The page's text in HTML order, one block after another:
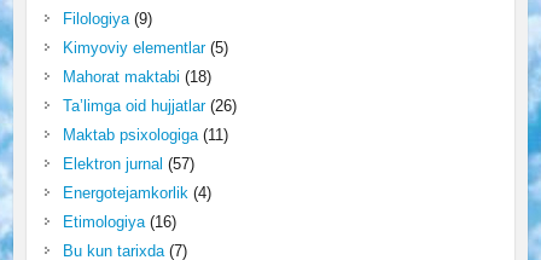
Filologiya(9)
Kimyoviy elementlar(5)
Mahorat maktabi (18)
Ta’limga oid hujjatlar(26)
Maktab psixologiga(11)
Elektron jurnal (57)
Energotejamkorlik (4)
Etimologiya(16)
Bu kun tarixda(7)